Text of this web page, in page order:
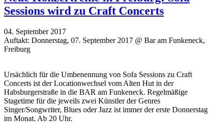
Sessions wird zu Craft Concerts
04. September 2017
Auftakt: Donnerstag, 07. September 2017 @ Bar am Funkeneck,
Freiburg
Ursächlich für die Umbenennung von Sofa Sessions zu Craft
Concerts ist der Locationwechsel vom Alten Hut in der
Habsburgerstraße in die BAR am Funkeneck. Regelmäßige
Stagetime für die jeweils zwei Künstler der Genres
Singer/Songwriter, Blues oder Jazz ist immer der erste Donnerstag
im Monat. Ab 20 Uhr.